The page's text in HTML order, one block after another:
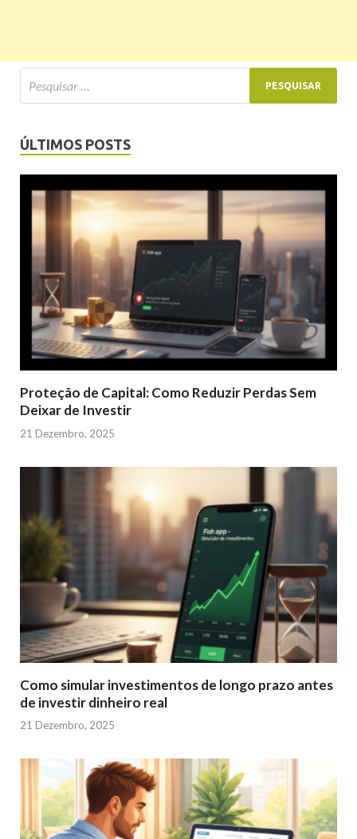
ÚLTIMOS POSTS
Proteção de Capital: Como Reduzir Perdas Sem
Deixar de Investir
21 Dezembro, 2025
Como simular investimentos de longo prazo antes
de investir dinheiro real
21 Dezembro, 2025